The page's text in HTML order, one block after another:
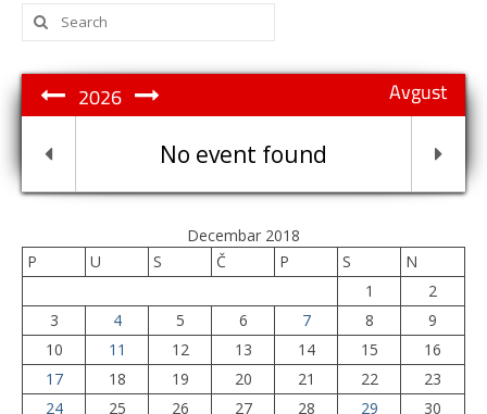
Search
for:
Avgust
2026
No event found
Decembar 2018
P
U S Č P S
N
1
2
3
4 5 6 7 8
9
10
11 12 13 14 15
16
17
18 19 20 21 22
23
24
25 26 27 28 29
30